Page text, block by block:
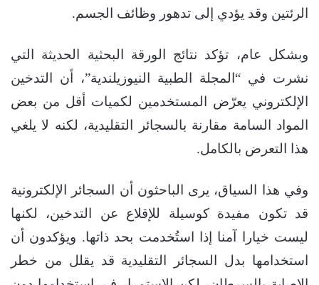
الرئتين وقد يؤدي إلى تدهور وظائف الجسم.
وبشكل عام، تؤكد نتائج الورقة البحثية الحديثة التي
نشرت في “المجلة الطبية النيوزيلندية”، أن التدخين
الإلكتروني يعرّض المستخدمين لكميات أقل من بعض
المواد السامة مقارنة بالسجائر التقليدية، لكنه لا يلغي
هذا التعرض بالكامل.
وفي هذا السياق، يرى الباحثون أن السجائر الإلكترونية
قد تكون مفيدة كوسيلة للإقلاع عن التدخين، لكنها
ليست خيارا آمنا إذا استُخدمت بحد ذاتها. ويؤكدون أن
استخدامها بدل السجائر التقليدية قد يقلل من خطر